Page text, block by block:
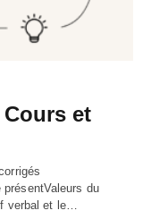
et
du
verbal et le…